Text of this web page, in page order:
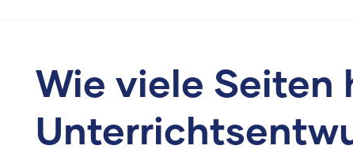
Wie viele Seiten